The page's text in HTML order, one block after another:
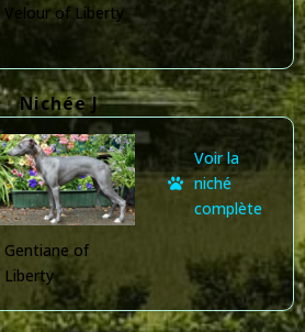
Velour of Liberty
Nichée J
Gentiane of
Liberty
Voir la
niché
complète